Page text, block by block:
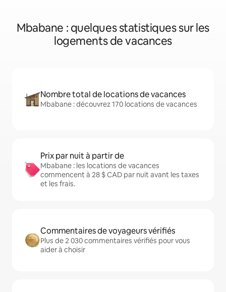
Mbabane : quelques statistiques sur les
logements de vacances
Nombre total de locations de vacances
Mbabane : découvrez 170 locations de vacances
Prix par nuit à partir de
Mbabane : les locations de vacances
commencent à 28 $ CAD par nuit avant les taxes
et les frais.
Commentaires de voyageurs vérifiés
Plus de 2 030 commentaires vérifiés pour vous
aider à choisir